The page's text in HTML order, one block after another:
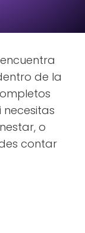
de la
necesitas
o
contar